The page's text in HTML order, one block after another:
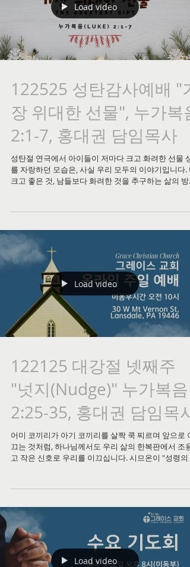
Load video
122525 성탄감사예배 "가
장 위대한 선물", 누가복음
2:1-7, 홍대권 담임목사
성탄절 연극에서 아이들이 저마다 크고 화려한 선물 상
를 자랑하던 모습은, 사실 우리 모두의 이야기입니다.
크고 좋은 것, 남들보다 화려한 것을 추구하는 삶의 방
위대한 선물은 궁전이 아닌 말구유에서 태어났습니다.
"내가 여호와께 간구하매 내게 응답하시고"라고 고백했
듯이, 하나님의 역사는 우리가 손에 쥔 크고 화려한 것
을 주님 앞에 내려놓을 때 비로소 시작됩니다. 이 성탄
아무것도 없어 보이는 내 마음의 구유에 찾아오시는 예
그리스도의 의미를 이번 주 설교 영상을 통해 함께 나누
시기 바랍니다. 메리 크리스마스! 🎄🙏
Load video
122125 대강절 넷째주
"넛지(Nudge)" 누가복음
2:25-35, 홍대권 담임목사
어미 코끼리가 아기 코끼리를 살짝 쿡 찌르며 앞으로 이
끄는 것처럼, 하나님께서도 우리 삶의 한복판에서 조용
고 작은 신호로 우리를 이끄십니다. 시므온이 "성령의
우리의 작은 순종이라는 열쇠로 열립니다. "보여주시면
하나님의 방식입니다. 대강절 마지막 주, 지금 당신의
음에 누군가가 자꾸 떠오르거나, 오랜 연락을 끊은 이에
게 먼저 손 내밀고 싶은 마음이 든다면—그것이 바로 하
나님의 거룩한 넛지일지도 모릅니다. 이번 주 설교 영상
을 통해 그 귀한 은혜를 함께 나누시기 바랍니다. 🙏
Load video